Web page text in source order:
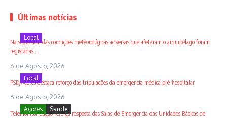
Últimas notícias
Local
Na sequência das condições meteorológicas adversas que afetaram o arquipélago foram
registadas ...
6 de Agosto, 2026
Local
PSD/Açores destaca reforço das tripulações da emergência médica pré-hospitalar
6 de Agosto, 2026
Açores Saude
Telemonitorização reforça resposta das Salas de Emergência das Unidades Básicas de